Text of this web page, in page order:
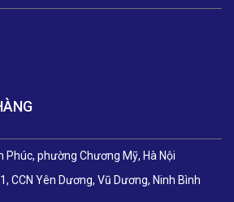
Phúc, phường Chương Mỹ, Hà Nội
CCN Yên Dương, Vũ Dương, Ninh Bình